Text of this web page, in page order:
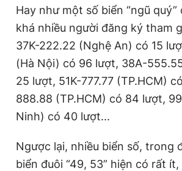
m
Hay như một số biển “ngũ quý”
khá nhiều người đăng ký tham
37K-222.22 (Nghệ An) có 15
(Hà Nội) có 96 lượt, 38A-
25 lượt, 51K-777.77 (TP.HCM)
888.88 (TP.HCM) có 84 lượt,
Ninh) có 40 lượt...
Ngược lại, nhiều biển số, trong
biển đuôi “49, 53” hiện có rất